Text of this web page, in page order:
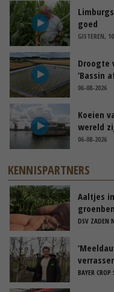
goed
GISTEREN,
Droogte
‘Bassin
06-08-2026
Koeien
wereld
06-08-2026
KENNISPARTNERS
Aaltjes
DSV ZADEN
BAYER CROP